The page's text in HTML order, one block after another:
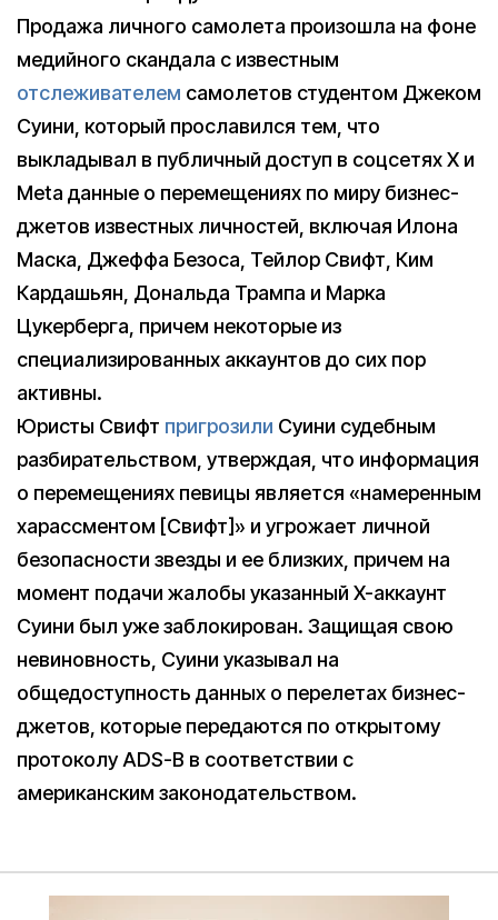
Продажа личного самолета произошла на фоне
медийного скандала с известным
отслеживателем самолетов студентом Джеком
Суини, который прославился тем, что
выкладывал в публичный доступ в соцсетях X и
Meta данные о перемещениях по миру бизнес-
джетов известных личностей, включая Илона
Маска, Джеффа Безоса, Тейлор Свифт, Ким
Кардашьян, Дональда Трампа и Марка
Цукерберга, причем некоторые из
специализированных аккаунтов до сих пор
активны.
Юристы Свифт пригрозили Суини судебным
разбирательством, утверждая, что информация
о перемещениях певицы является «намеренным
харассментом [Свифт]» и угрожает личной
безопасности звезды и ее близких, причем на
момент подачи жалобы указанный X-аккаунт
Cуини был уже заблокирован. Защищая свою
невиновность, Суини указывал на
общедоступность данных о перелетах бизнес-
джетов, которые передаются по открытому
протоколу ADS-B в соответствии с
американским законодательством.